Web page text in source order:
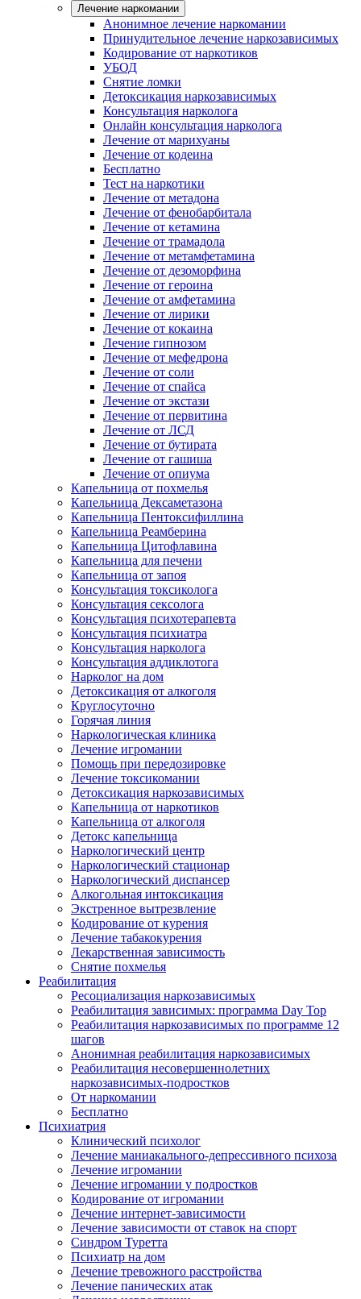
Лечение наркомании
Анонимное лечение наркомании
Принудительное лечение наркозависимых
Кодирование от наркотиков
УБОД
Снятие ломки
Детоксикация наркозависимых
Консультация нарколога
Онлайн консультация нарколога
Лечение от марихуаны
Лечение от кодеина
Бесплатно
Тест на наркотики
Лечение от метадона
Лечение от фенобарбитала
Лечение от кетамина
Лечение от трамадола
Лечение от метамфетамина
Лечение от дезоморфина
Лечение от героина
Лечение от амфетамина
Лечение от лирики
Лечение от кокаина
Лечение гипнозом
Лечение от мефедрона
Лечение от соли
Лечение от спайса
Лечение от экстази
Лечение от первитина
Лечение от ЛСД
Лечение от бутирата
Лечение от гашиша
Лечение от опиума
Капельница от похмелья
Капельница Дексаметазона
Капельница Пентоксифиллина
Капельница Реамберина
Капельница Цитофлавина
Капельница для печени
Капельница от запоя
Консультация токсиколога
Консультация сексолога
Консультация психотерапевта
Консультация психиатра
Консультация нарколога
Консультация аддиклотога
Нарколог на дом
Детоксикация от алкоголя
Круглосуточно
Горячая линия
Наркологическая клиника
Лечение игромании
Помощь при передозировке
Лечение токсикомании
Детоксикация наркозависимых
Капельница от наркотиков
Капельница от алкоголя
Детокс капельница
Наркологический центр
Наркологический стационар
Наркологический диспансер
Алкогольная интоксикация
Экстренное вытрезвление
Кодирование от курения
Лечение табакокурения
Лекарственная зависимость
Снятие похмелья
Реабилитация
Ресоциализация наркозависимых
Реабилитация зависимых: программа Day Top
Реабилитация наркозависимых по программе 12
шагов
Анонимная реабилитация наркозависимых
Реабилитация несовершеннолетних
наркозависимых-подростков
От наркомании
Бесплатно
Психиатрия
Клинический психолог
Лечение маниакального-депрессивного психоза
Лечение игромании
Лечение игромании у подростков
Кодирование от игромании
Лечение интернет-зависимости
Лечение зависимости от ставок на спорт
Синдром Туретта
Психиатр на дом
Лечение тревожного расстройства
Лечение панических атак